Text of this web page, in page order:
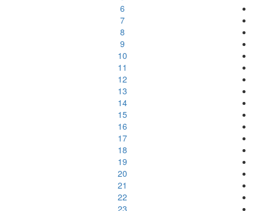
6
7
8
9
10
11
12
13
14
15
16
17
18
19
20
21
22